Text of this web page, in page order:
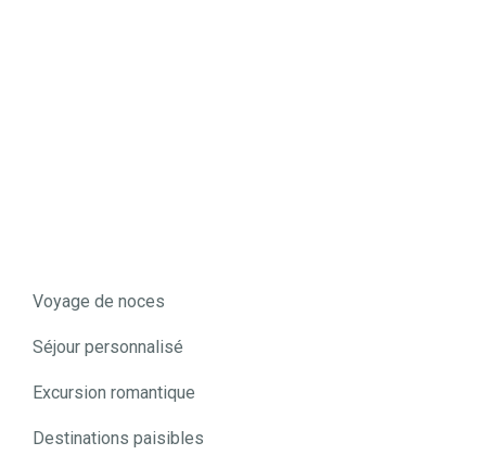
Voyage de noces
Séjour personnalisé
Excursion romantique
Destinations paisibles